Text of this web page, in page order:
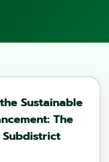
Sustainable
The